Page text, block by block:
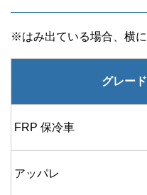
グレード
FRP 保冷車
アッパレ